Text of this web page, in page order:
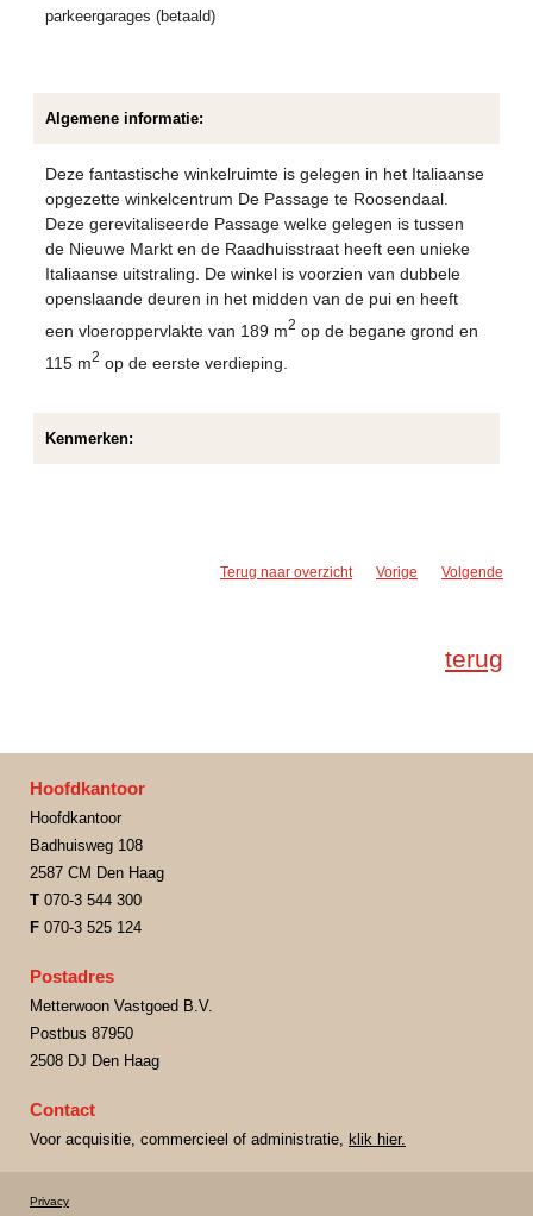
parkeergarages (betaald)
Algemene informatie:
Deze fantastische winkelruimte is gelegen in het Italiaanse
opgezette winkelcentrum De Passage te Roosendaal.
Deze gerevitaliseerde Passage welke gelegen is tussen
de Nieuwe Markt en de Raadhuisstraat heeft een unieke
Italiaanse uitstraling. De winkel is voorzien van dubbele
openslaande deuren in het midden van de pui en heeft
een vloeroppervlakte van 189 m2 op de begane grond en
115 m2 op de eerste verdieping.
Kenmerken:
Terug naar overzicht Vorige Volgende
terug
Hoofdkantoor
Hoofdkantoor
Badhuisweg 108
2587 CM Den Haag
T 070-3 544 300
F 070-3 525 124
Postadres
Metterwoon Vastgoed B.V.
Postbus 87950
2508 DJ Den Haag
Contact
Voor acquisitie, commercieel of administratie, klik hier.
Privacy